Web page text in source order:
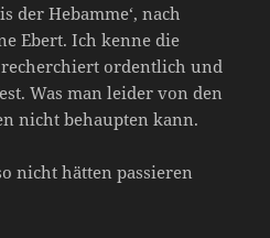
der Hebamme‘, nach
Ebert. Ich kenne die
ordentlich und
Was man leider von den
nicht behaupten kann.
nicht hätten passieren